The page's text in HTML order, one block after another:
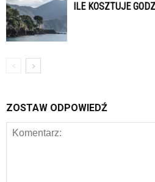
ILE KOSZTUJE
ZOSTAW ODPOWIEDŹ